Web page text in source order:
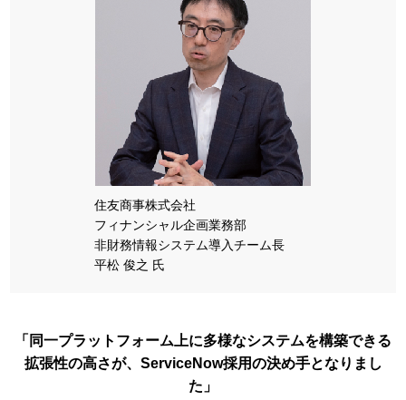
住友商事株式会社
フィナンシャル企画業務部
非財務情報システム導入チーム長
平松 俊之 氏
「同一プラットフォーム上に多様なシステムを構築できる
拡張性の高さが、 ServiceNow採用の決め手となりまし
た」